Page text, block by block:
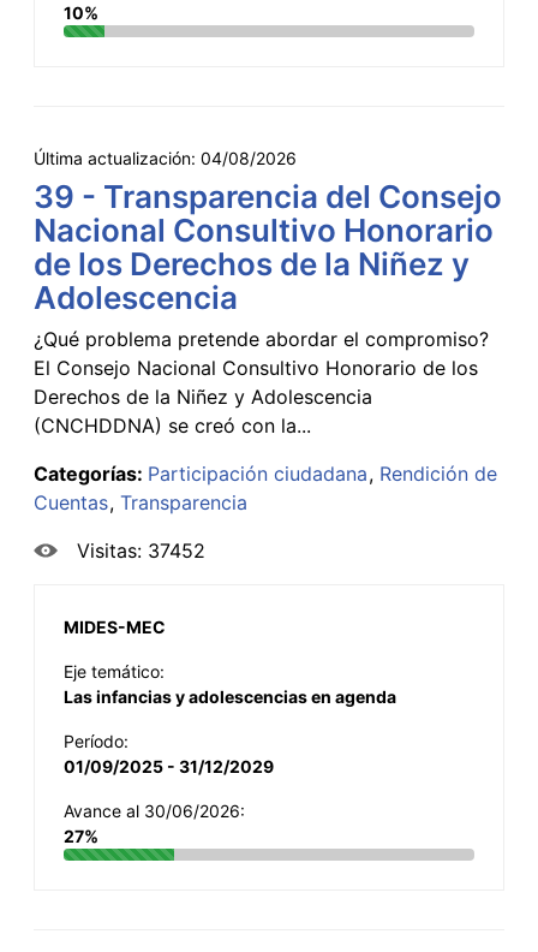
10%
Última actualización: 04/08/2026
39 - Transparencia del Consejo
Nacional Consultivo Honorario
de los Derechos de la Niñez y
Adolescencia
¿Qué problema pretende abordar el compromiso?
El Consejo Nacional Consultivo Honorario de los
Derechos de la Niñez y Adolescencia
(CNCHDDNA) se creó con la...
Categorías: Participación ciudadana Rendición de
Cuentas Transparencia
Visitas: 37452
MIDES-MEC
Eje temático:
Las infancias y adolescencias en agenda
Período:
01/09/2025 - 31/12/2029
Avance al 30/06/2026:
27%